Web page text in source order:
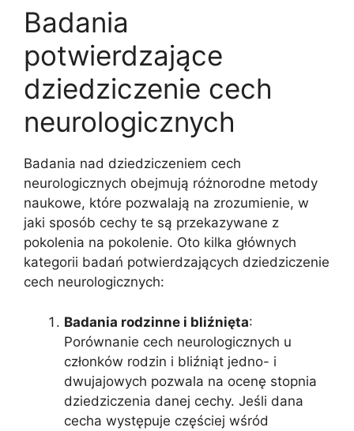
Badania
potwierdzające
dziedziczenie cech
neurologicznych
Badania nad dziedziczeniem cech
neurologicznych obejmują różnorodne metody
naukowe, które pozwalają na zrozumienie, w
jaki sposób cechy te są przekazywane z
pokolenia na pokolenie. Oto kilka głównych
kategorii badań potwierdzających dziedziczenie
cech neurologicznych:
Badania rodzinne i bliźnięta:
Porównanie cech neurologicznych u
członków rodzin i bliźniąt jedno- i
dwujajowych pozwala na ocenę stopnia
dziedziczenia danej cechy. Jeśli dana
cecha występuje częściej wśród